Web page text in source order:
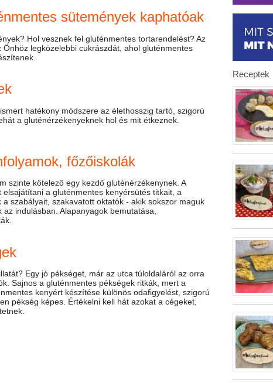
sütemények kaphatóak
Hol vesznek fel gluténmentes tortarendelést? Az
legközelebbi cukrászdát, ahol gluténmentes
hatékony módszere az élethosszig tartó, szigorú
a gluténérzékenyeknek hol és mit étkeznek.
főzőiskolák
szinte kötelező egy kezdő gluténérzékenynek. A
a gluténmentes kenyérsütés titkait, a
szabályait, szakavatott oktatók - akik sokszor maguk
indulásban. Alapanyagok bemutatása,
Egy jó pékséget, már az utca túloldaláról az orra
Sajnos a gluténmentes pékségek ritkák, mert a
kenyért készítése különös odafigyelést, szigorú
pékség képes. Értékelni kell hát azokat a cégeket,
Receptek